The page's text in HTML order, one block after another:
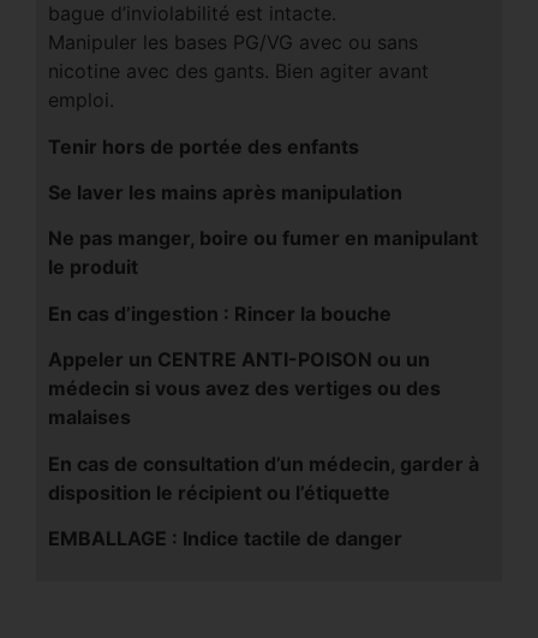
bague d’inviolabilité est intacte.
Manipuler les bases PG/VG avec ou sans
nicotine avec des gants. Bien agiter avant
emploi.
Tenir hors de portée des enfants
Se laver les mains après manipulation
Ne pas manger, boire ou fumer en manipulant
le produit
En cas d’ingestion : Rincer la bouche
Appeler un CENTRE ANTI-POISON ou un
médecin si vous avez des vertiges ou des
malaises
En cas de consultation d’un médecin, garder à
disposition le récipient ou l’étiquette
EMBALLAGE : Indice tactile de danger